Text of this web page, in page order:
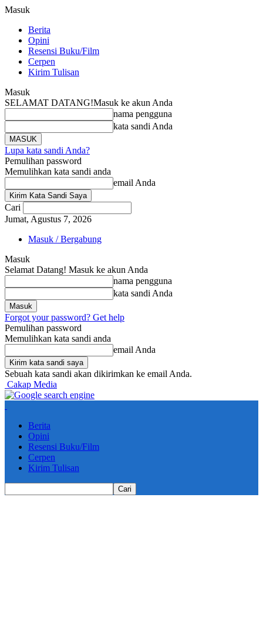
Masuk
Berita
Opini
Resensi Buku/Film
Cerpen
Kirim Tulisan
Masuk
SELAMAT DATANG!Masuk ke akun Anda
nama pengguna
kata sandi Anda
Lupa kata sandi Anda?
Pemulihan password
Memulihkan kata sandi anda
email Anda
Cari
Jumat, Agustus 7, 2026
Masuk / Bergabung
Masuk
Selamat Datang! Masuk ke akun Anda
nama pengguna
kata sandi Anda
Forgot your password? Get help
Pemulihan password
Memulihkan kata sandi anda
email Anda
Sebuah kata sandi akan dikirimkan ke email Anda.
Cakap Media
Berita
Opini
Resensi Buku/Film
Cerpen
Kirim Tulisan